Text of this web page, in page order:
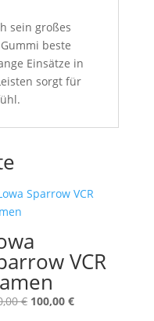
sein großes
beste
Einsätze in
sorgt für
VCR
€ Ursprünglicher
100,00€Aktueller